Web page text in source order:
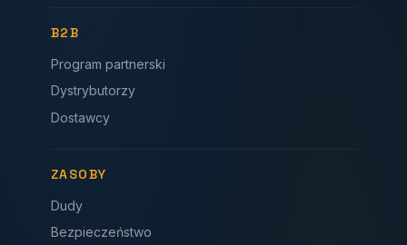
B2B
Program partnerski
Dystrybutorzy
Dostawcy
ZASOBY
Dudy
Bezpieczeństwo